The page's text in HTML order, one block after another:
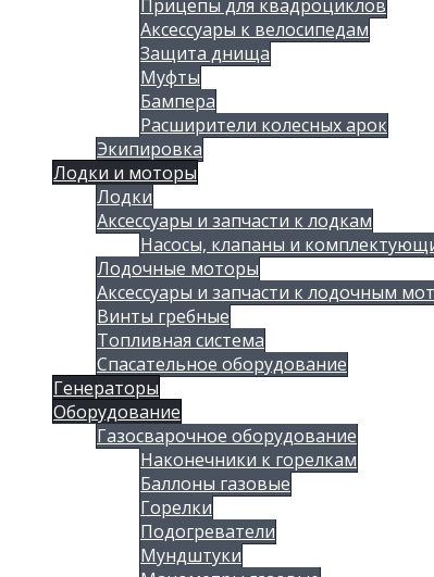
Прицепы для квадроциклов
Аксессуары к велосипедам
Защита днища
Муфты
Бампера
Расширители колесных арок
Экипировка
Лодки и моторы
Лодки
Аксессуары и запчасти к лодкам
Насосы, клапаны и
Лодочные моторы
Аксессуары и запчасти к лодочным
Винты гребные
Топливная система
Спасательное оборудование
Генераторы
Оборудование
Газосварочное оборудование
Наконечники к горелкам
Баллоны газовые
Горелки
Подогреватели
Мундштуки